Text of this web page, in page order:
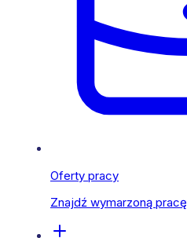
Oferty pracy
Znajdź wymarzoną pracę